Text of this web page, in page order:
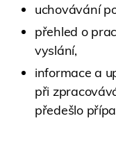
uchovávání
přehled o
vyslání,
informace a
při
předešlo